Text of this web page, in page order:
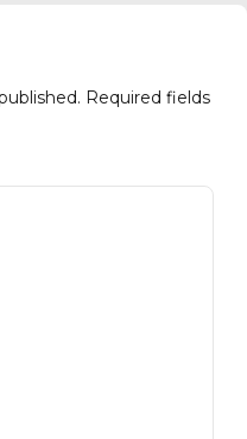
Required fields